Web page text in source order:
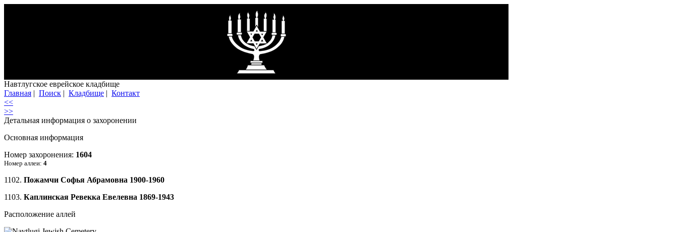
Навтлугское еврейское кладбище
Главная | Поиск | Кладбище | Контакт
<<
>>
Детальная информация о захоронении
Основная информация
Номер захоронения: 1604
Номер аллеи: 4
1102. Пожамчи Софья Абрамовна 1900-1960
1103. Каплинская Ревекка Евелевна 1869-1943
Расположение аллей